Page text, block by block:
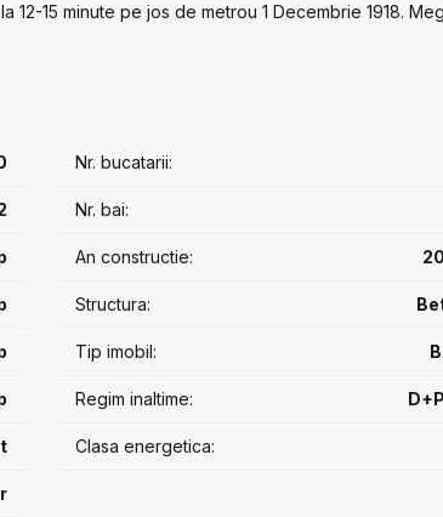
15 minute pe jos de metrou 1 Decembrie 1918.
(sau similar)
+ boxe
Nr. bucatarii:
Nr. bai:
An constructie:
Structura:
Tip imobil:
Regim inaltime:
Clasa energetica: